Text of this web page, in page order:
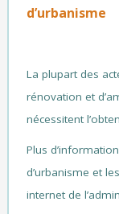
d’urbanisme
La plupart des
rénovation et
nécessitent
Plus
d’urbanisme et
internet de l’